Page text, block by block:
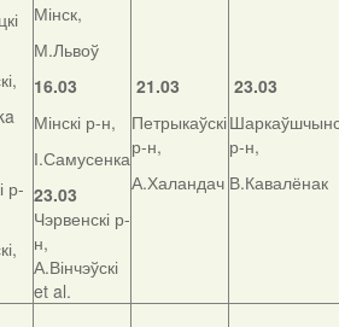
р-
Мінск,
М.Львоў
16.03
Мінскі р-н,
І.Самусенка
23.03
Чэрвенскі р-
н,
А.Вінчэўскі
et al.
21.03
Петрыкаўскі
р-н,
А.Халандач
23.03
р-н,
В.Кавалёнак